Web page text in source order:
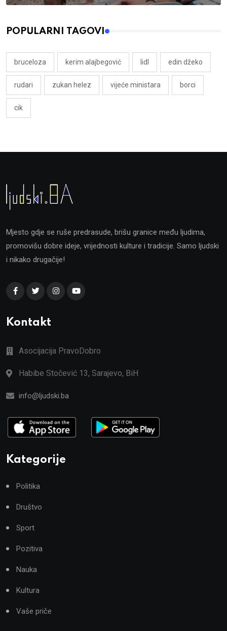
POPULARNI TAGOVI
bruceloza kerim alajbegović lidl edin džeko
rudari zukan helez vijeće ministara borci
cik
Mjesto gdje se ruše predrasude, brišu granice među ljudima,
promovišu dobre ideje, vrijednosti kulture i tradicije. Samo ljudski
i nikako drugačije!
Kontakt
Asocijacija PravoDobro
Habibe Stočević 13, Sarajevo, BiH
info@ljudski.ba
Kategorije
Politika
Društvo
Sport
Pozitiva
Nauka
Kultura
Vaše priče